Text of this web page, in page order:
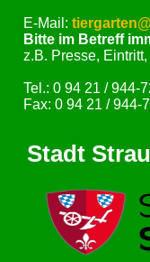
E-Mail:
Bitte im Betreff
z.B. Presse,
Tel.: 0 94 21 / 944-
Fax: 0 94 21 / 944-
Stadt